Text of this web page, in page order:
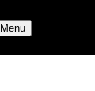
Menu